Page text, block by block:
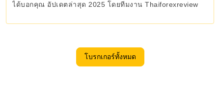
ได้บอกคุณ อัปเดตล่าสุด 2025 โดยทีมงาน Thaiforexreview
โบรกเกอร์ทั้งหมด